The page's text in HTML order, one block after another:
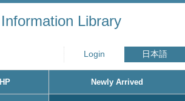
Library
Login 日本語
Newly Arrived